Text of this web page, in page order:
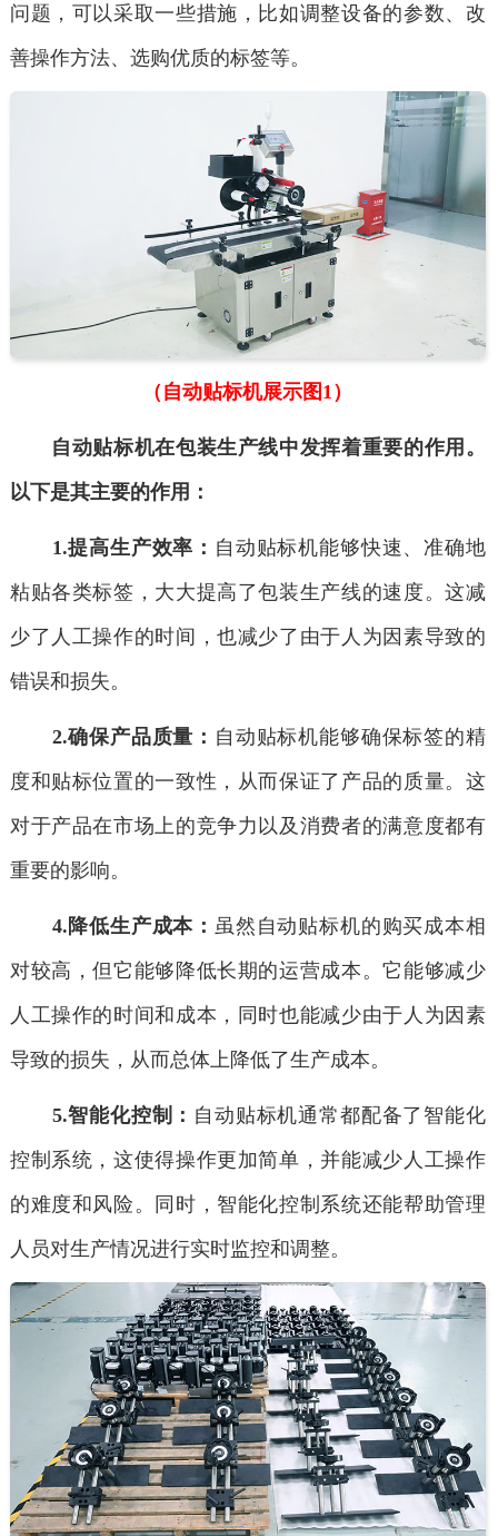
问题，可以采取一些措施，比如调整设备的参数、改
善操作方法、选购优质的标签等。
（自动贴标机展示图1）
自动贴标机在包装生产线中发挥着重要的作用。
以下是其主要的作用：
1.提高生产效率： 自动贴标机能够快速、准确地
粘贴各类标签，大大提高了包装生产线的速度。这减
少了人工操作的时间，也减少了由于人为因素导致的
错误和损失。
2.确保产品质量： 自动贴标机能够确保标签的精
度和贴标位置的一致性，从而保证了产品的质量。这
对于产品在市场上的竞争力以及消费者的满意度都有
重要的影响。
4.降低生产成本： 虽然自动贴标机的购买成本相
对较高，但它能够降低长期的运营成本。它能够减少
人工操作的时间和成本，同时也能减少由于人为因素
导致的损失，从而总体上降低了生产成本。
5.智能化控制： 自动贴标机通常都配备了智能化
控制系统，这使得操作更加简单，并能减少人工操作
的难度和风险。同时，智能化控制系统还能帮助管理
人员对生产情况进行实时监控和调整。